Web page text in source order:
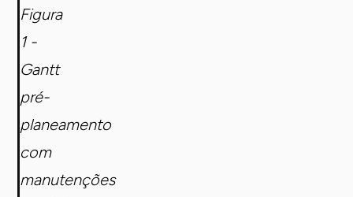
Figura
1 -
Gantt
pré-
planeamento
com
manutenções